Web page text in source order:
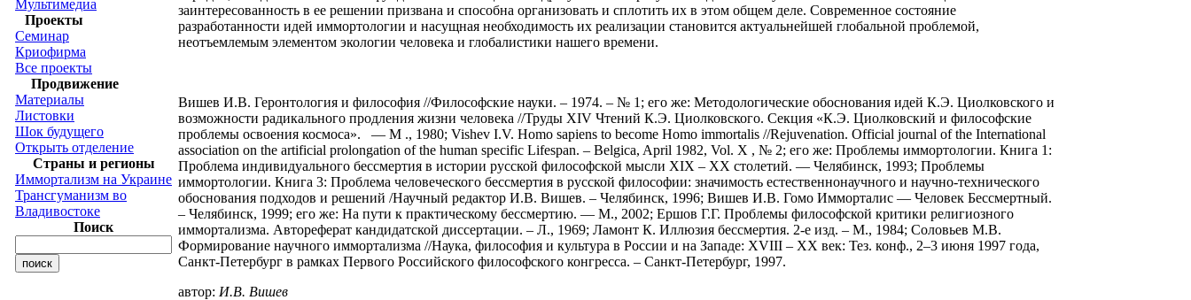
Мультимедиа
Проекты
Семинар
Криофирма
Все проекты
Продвижение
Материалы
Листовки
Шок будущего
Открыть отделение
Страны и регионы
Иммортализм на Украине
Трансгуманизм во
Владивостоке
Поиск
заинтересованность в ее решении призвана и способна организовать и сплотить их в этом общем деле. Современное состояние
разработанности идей иммортологии и насущная необходимость их реализации становится актуальнейшей глобальной проблемой,
неотъемлемым элементом экологии человека и глобалистики нашего времени.
Вишев И.В. Геронтология и философия //Философские науки. – 1974. – № 1; его же: Методологические обоснования идей К.Э. Циолковского и
возможности радикального продления жизни человека //Труды XIV Чтений К.Э. Циолковского. Секция «К.Э. Циолковский и философские
проблемы освоения космоса». — М ., 1980; Vishev I.V. Homo sapiens to become Homo immortalis //Rejuvenation. Official journal of the International
association on the artificial prolongation of the human specific Lifespan. – Belgica, April 1982, Vol. X , № 2; его же: Проблемы иммортологии. Книга 1:
Проблема индивидуального бессмертия в истории русской философской мысли XIX – XX столетий. — Челябинск, 1993; Проблемы
иммортологии. Книга 3: Проблема человеческого бессмертия в русской философии: значимость естественнонаучного и научно-технического
обоснования подходов и решений /Научный редактор И.В. Вишев. – Челябинск, 1996; Вишев И.В. Гомо Имморталис — Человек Бессмертный.
– Челябинск, 1999; его же: На пути к практическому бессмертию. — М., 2002; Ершов Г.Г. Проблемы философской критики религиозного
иммортализма. Автореферат кандидатской диссертации. – Л., 1969; Ламонт К. Иллюзия бессмертия. 2-е изд. – М., 1984; Соловьев М.В.
Формирование научного иммортализма //Наука, философия и культура в России и на Западе: XVIII – XX век: Тез. конф., 2–3 июня 1997 года,
Санкт-Петербург в рамках Первого Российского философского конгресса. – Санкт-Петербург, 1997.
автор: И.В. Вишев